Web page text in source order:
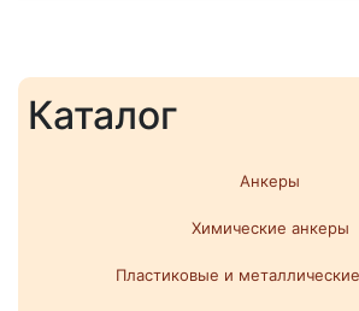
Каталог
Анкеры
Химические анкеры
Пластиковые и